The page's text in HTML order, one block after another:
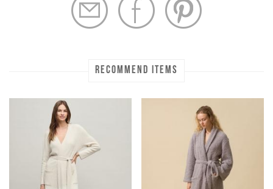
RECOMMEND ITEMS